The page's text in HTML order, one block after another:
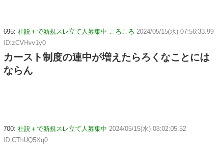
695: 社説＋で新規スレ立て人募集中 ころころ 2024/05/15(水) 07:56:33.99
ID:zCVHvv1y0
カースト制度の連中が増えたらろくなことには
ならん
700: 社説＋で新規スレ立て人募集中 2024/05/15(水) 08:02:05.52
ID:CThUQ5Xq0